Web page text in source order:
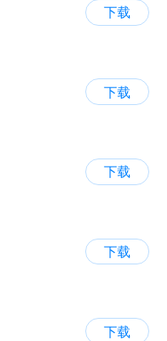
下载
下载
下载
下载
下载